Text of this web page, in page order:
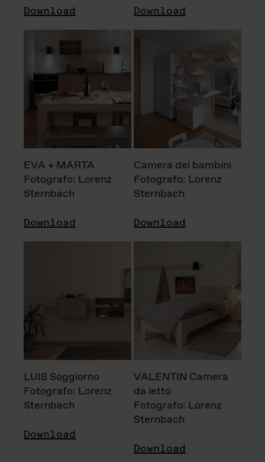
Download Download
EVA + MARTA
Fotografo: Lorenz
Sternbach
Download
Camera dei bambini
Fotografo: Lorenz
Sternbach
Download
LUIS Soggiorno
Fotografo: Lorenz
Sternbach
Download
VALENTIN Camera
da letto
Fotografo: Lorenz
Sternbach
Download